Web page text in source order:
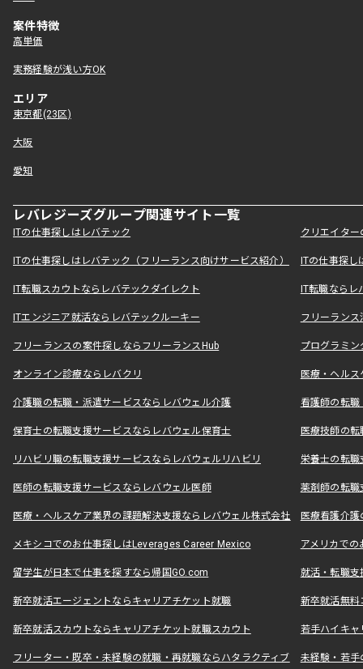
案件特徴
高単価
実務経験が浅い方OK
エリア
東京都(23区)
大阪
愛知
レバレジーズグループ関連サイト一覧
ITの仕事探しはレバテック クリエイタ
ITの仕事探しはレバテック（フリーランス向けサービス紹介） ITの仕事探
IT転職スカウトならレバテックダイレクト IT転職なら
ITエンジニア就活ならレバテックルーキー フリーラン
フリーランスの案件探しならフリーランスHub プログラミ
オンライン診療ならレバクリ 医療・ヘル
介護職の転職・派遣サービスならレバウェル介護 看護師の転
保育士の転職支援サービスならレバウェル保育士 医療技師の
リハビリ職の転職支援サービスならレバウェルリハビリ 栄養士の転
医師の転職支援サービスならレバウェル医師 薬剤師の転
医療・ヘルスケア業界の課題解決支援ならレバウェル株式会社 医療看護介
メキシコでのお仕事探しはLeverages Career Mexico アメリカで
留学生が日本で仕事を探すなら帰国GO.com 就活・転職
新卒就活エージェントならキャリアチケット就職 新卒就活無料
新卒就活スカウトならキャリアチケット就職スカウト 若手ハイキ
フリーター・既卒・未経験の就職・再就職ならハタラクティブ 未経験・若手